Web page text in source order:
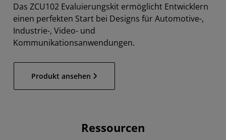
Das ZCU102 Evaluierungskit ermöglicht Entwicklern
einen perfekten Start bei Designs für Automotive-,
Industrie-, Video- und
Kommunikationsanwendungen.
Produkt ansehen
Ressourcen